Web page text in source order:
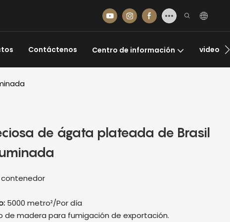
Contáctenos Centro de información video
de ágata plateada de Brasil
contenedor
5000 metro²/Por día
de madera para fumigación de exportación.